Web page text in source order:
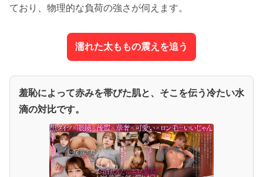
ており、物理的な負荷の強さが伺えます。
濡れた太ももの震えを追う
羞恥によって赤みを帯びた肌と、そこを伝う冷たい水
滴の対比です。